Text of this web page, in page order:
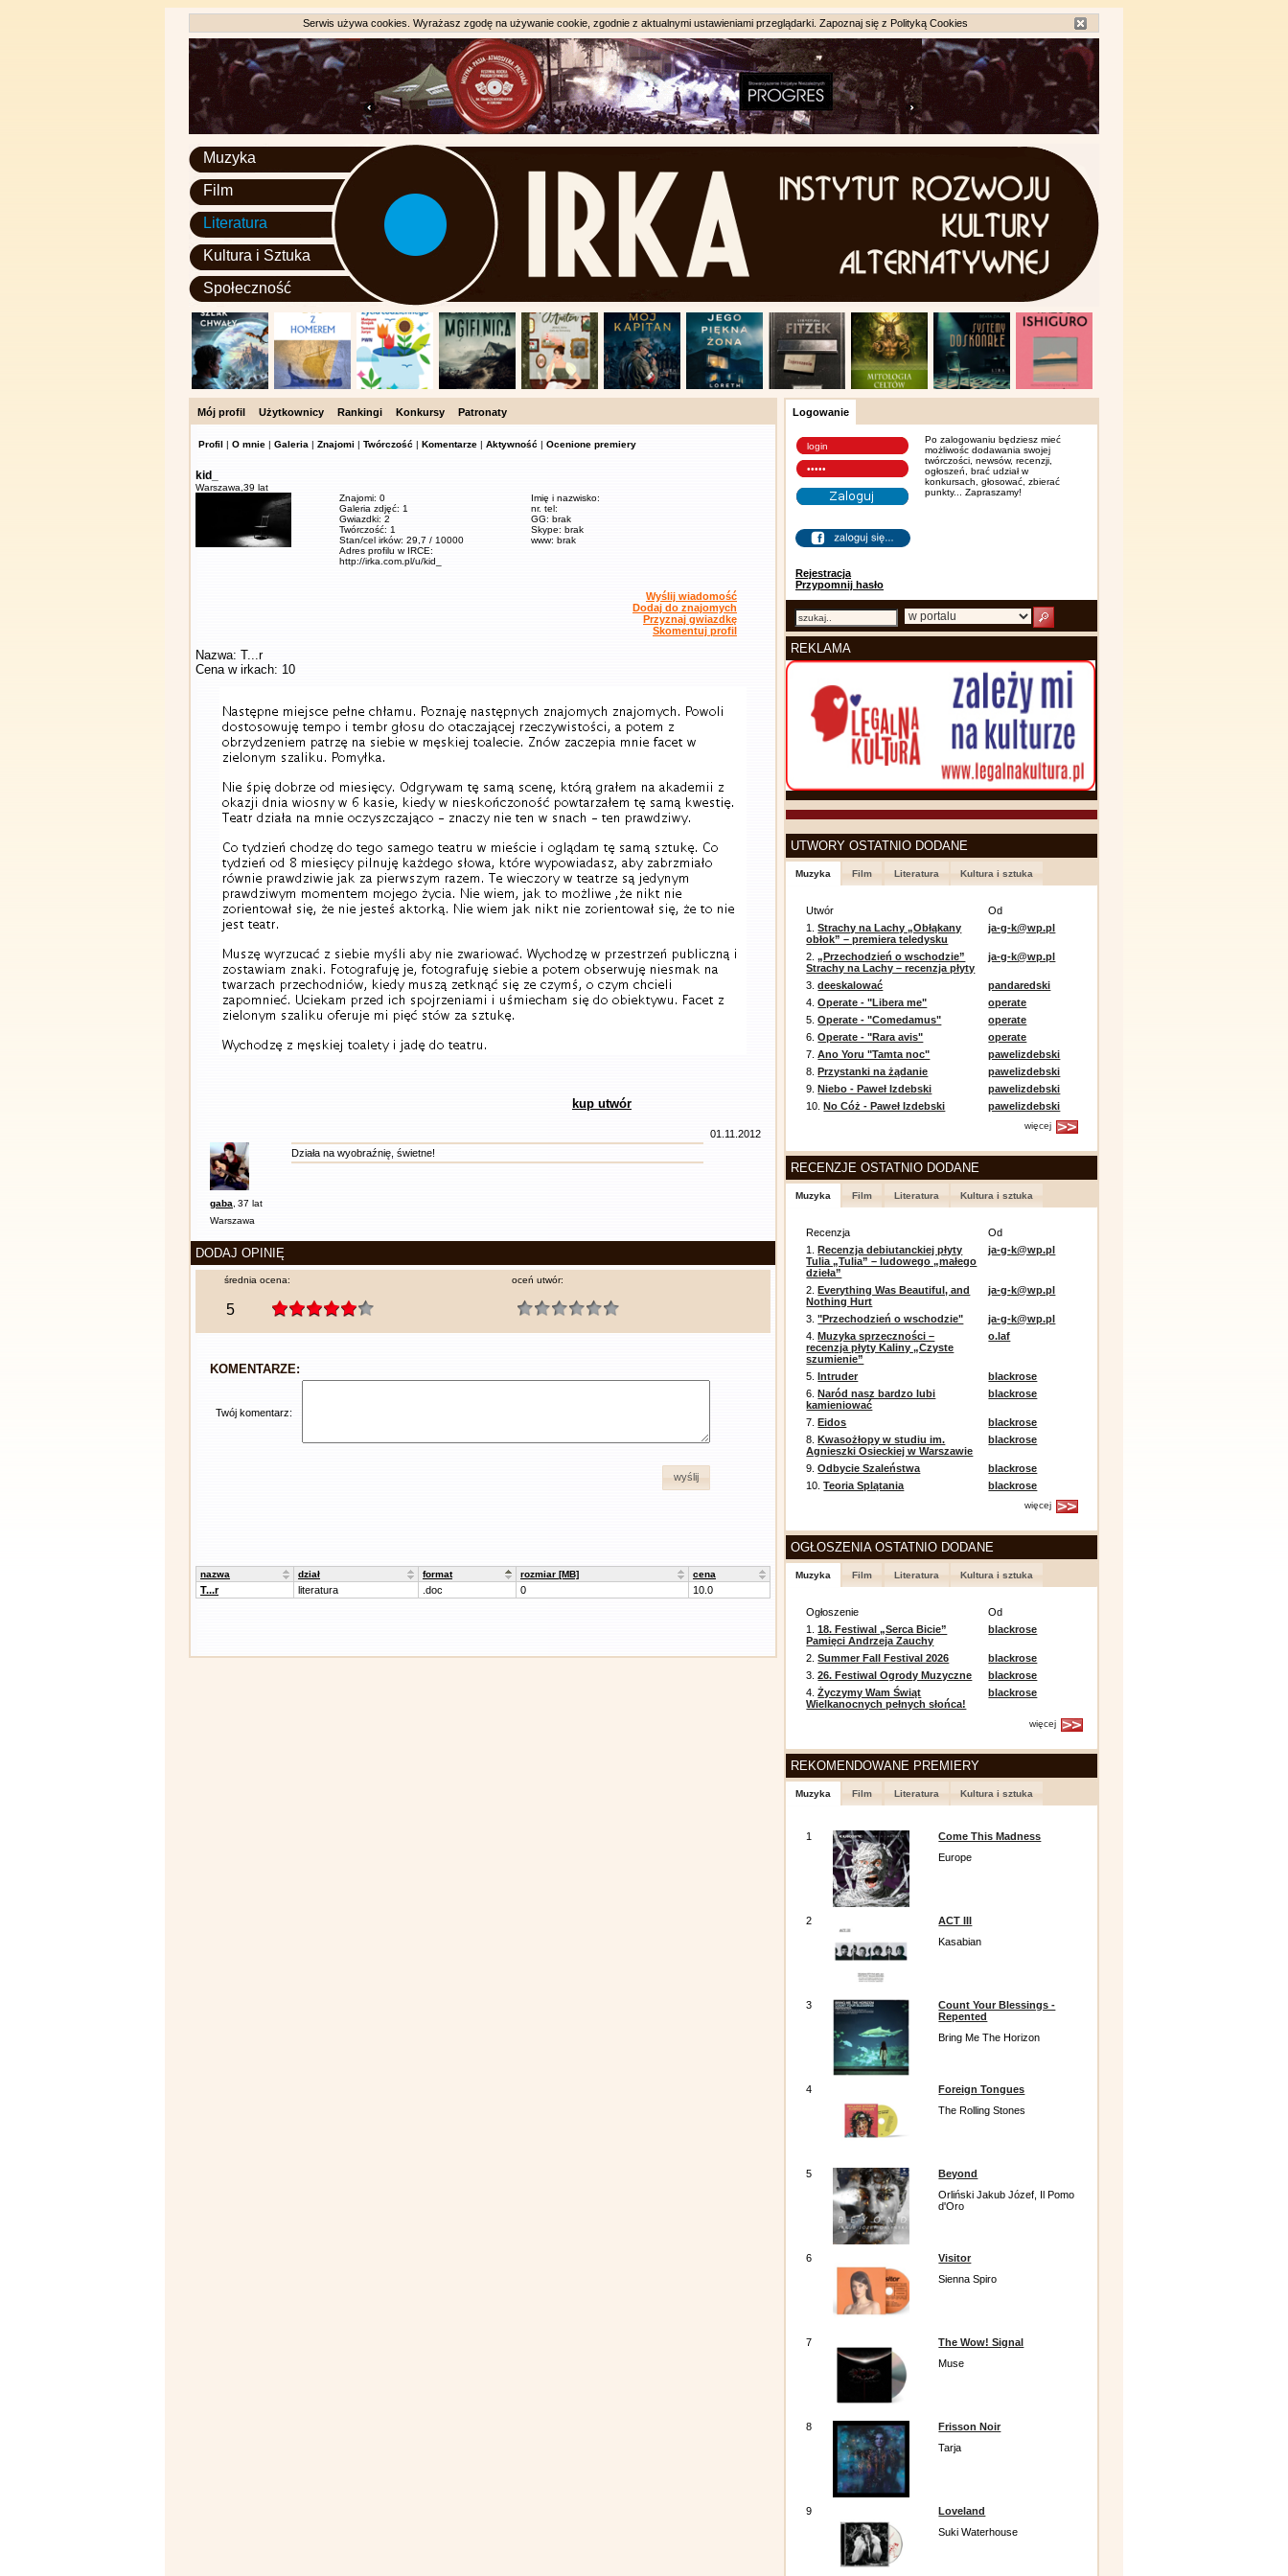
Serwis używa cookies. Wyrażasz zgodę na używanie cookie, zgodnie z aktualnymi ustawieniami przeglądarki. Zapoznaj się z Polityką Cookies
Muzyka
Film
Literatura
Kultura i Sztuka
Społeczność
Mój profil Użytkownicy Rankingi Konkursy Patronaty
Profil | O mnie | Galeria | Znajomi | Twórczość | Komentarze | Aktywność | Ocenione premiery
kid_
Warszawa, 39 lat
Znajomi: 0
Galeria zdjęć: 1
Gwiazdki: 2
Twórczość: 1
Stan/cel irków: 29,7 / 10000
Adres profilu w IRCE:
http://irka.com.pl/u/kid_
Imię i nazwisko:
nr. tel:
GG: brak
Skype: brak
www: brak
Wyślij wiadomość
Dodaj do znajomych
Przyznaj gwiazdkę
Skomentuj profil
Nazwa: T...r
Cena w irkach: 10
kup utwór
01.11.2012
gaba 37 lat
Warszawa
Działa na wyobraźnię, świetne!
DODAJ OPINIĘ
średnia ocena:
5
oceń utwór:
KOMENTARZE:
Twój komentarz:
wyślij
nazwa dział format rozmiar [MB] cena
T...r literatura .doc 0 10.0
Logowanie
Rejestracja
Przypomnij hasło
Po zalogowaniu będziesz mieć
możliwośc dodawania swojej
twórczości, newsów, recenzji,
ogłoszeń, brać udział w
konkursach, głosować, zbierać
punkty... Zapraszamy!
REKLAMA
UTWORY OSTATNIO DODANE
Muzyka Film Literatura Kultura i sztuka
Utwór
Od
1.Strachy na Lachy „Obłąkany
obłok” – premiera teledysku
ja-g-k@wp.pl
2.„Przechodzień o wschodzie”
Strachy na Lachy – recenzja płyty
ja-g-k@wp.pl
3.deeskalować
pandaredski
4.Operate - "Libera me"
operate
5.Operate - "Comedamus"
operate
6.Operate - "Rara avis"
operate
7.Ano Yoru "Tamta noc"
pawelizdebski
8.Przystanki na żądanie
pawelizdebski
9.Niebo - Paweł Izdebski
pawelizdebski
10.No Cóż - Paweł Izdebski pawelizdebski
więcej
RECENZJE OSTATNIO DODANE
Muzyka Film Literatura Kultura i sztuka
Recenzja
Od
1.Recenzja debiutanckiej płyty
Tulia „Tulia” – ludowego „małego
dzieła”
ja-g-k@wp.pl
2.Everything Was Beautiful, and
Nothing Hurt
ja-g-k@wp.pl
3."Przechodzień o wschodzie"
ja-g-k@wp.pl
4.Muzyka sprzeczności –
recenzja płyty Kaliny „Czyste
szumienie”
o.laf
5.Intruder
blackrose
6.Naród nasz bardzo lubi
kamieniować
blackrose
7.Eidos
blackrose
8.Kwasożłopy w studiu im.
Agnieszki Osieckiej w Warszawie
blackrose
9.Odbycie Szaleństwa
blackrose
10.Teoria Splątania blackrose
więcej
OGŁOSZENIA OSTATNIO DODANE
Muzyka Film Literatura Kultura i sztuka
Ogłoszenie
Od
1.18. Festiwal „Serca Bicie”
Pamięci Andrzeja Zauchy
blackrose
2.Summer Fall Festival 2026
blackrose
3.26. Festiwal Ogrody Muzyczne
blackrose
4.Życzymy Wam Świąt
Wielkanocnych pełnych słońca!
blackrose
więcej
REKOMENDOWANE PREMIERY
Muzyka Film Literatura Kultura i sztuka
1
Come This Madness
Europe
2
ACT III
Kasabian
3
Count Your Blessings -
Repented
Bring Me The Horizon
4
Foreign Tongues
The Rolling Stones
5
Beyond
Orliński Jakub Józef, Il Pomo
d'Oro
6
Visitor
Sienna Spiro
7
The Wow! Signal
Muse
8
Frisson Noir
Tarja
9
Loveland
Suki Waterhouse